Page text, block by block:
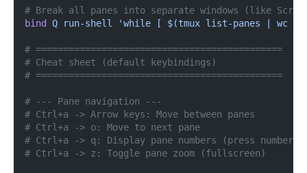
# Break all panes into separate windows (like
bind
Q run-shell 'while [ $(tmux list-panes | wc -
# =============================================
# Cheat sheet (default keybindings)
# =============================================
# --- Pane navigation ---
# Ctrl+a -> Arrow keys: Move between panes
# Ctrl+a -> o: Move to next pane
# Ctrl+a -> q: Display pane numbers (press number
# Ctrl+a -> z: Toggle pane zoom (fullscreen)